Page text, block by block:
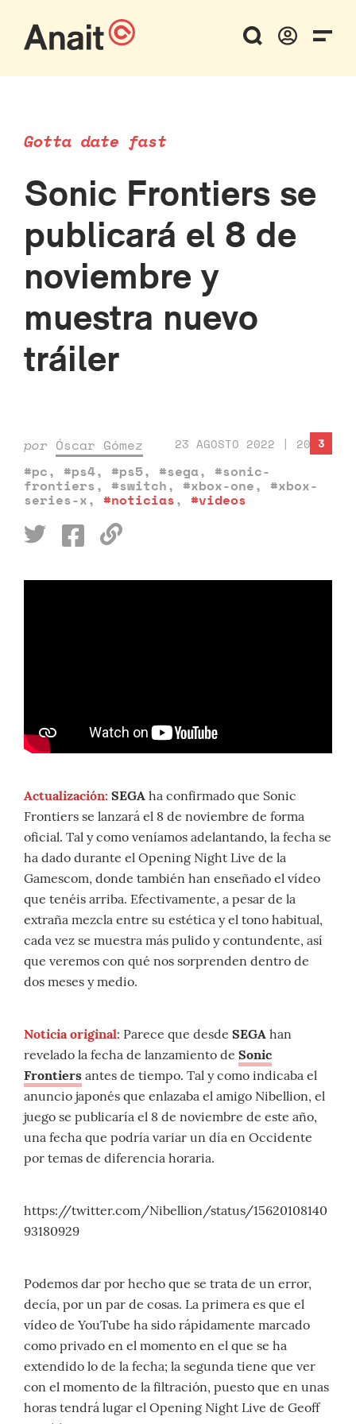
Gotta date fast
Sonic Frontiers se
publicará el 8 de
noviembre y
muestra nuevo
tráiler
por Óscar Gómez 23 AGOSTO 2022 | 20:35
#pc, #ps4, #ps5, #sega, #sonic-
frontiers, #switch, #xbox-one, #xbox-
series-x, #noticias, #videos
3
Actualización: SEGA ha confirmado que Sonic
Frontiers se lanzará el 8 de noviembre de forma
oficial. Tal y como veníamos adelantando, la fecha se
ha dado durante el Opening Night Live de la
Gamescom, donde también han enseñado el vídeo
que tenéis arriba. Efectivamente, a pesar de la
extraña mezcla entre su estética y el tono habitual,
cada vez se muestra más pulido y contundente, así
que veremos con qué nos sorprenden dentro de
dos meses y medio.
Noticia original: Parece que desde SEGA han
revelado la fecha de lanzamiento de Sonic
Frontiers antes de tiempo. Tal y como indicaba el
anuncio japonés que enlazaba el amigo Nibellion, el
juego se publicaría el 8 de noviembre de este año,
una fecha que podría variar un día en Occidente
por temas de diferencia horaria.
https://twitter.com/Nibellion/status/15620108140
93180929
Podemos dar por hecho que se trata de un error,
decía, por un par de cosas. La primera es que el
vídeo de YouTube ha sido rápidamente marcado
como privado en el momento en el que se ha
extendido lo de la fecha; la segunda tiene que ver
con el momento de la filtración, puesto que en unas
horas tendrá lugar el Opening Night Live de Geoff